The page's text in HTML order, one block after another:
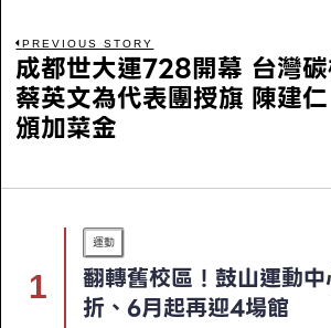
PREVIOUS STORY
成都世大運728開幕
蔡英文為代表團授旗
頒加菜金
台灣
陳建
運動
翻轉舊校區！鼓山運動
折、6月起再迎4場館